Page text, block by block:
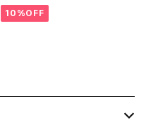
【ギフト プレゼント】【父の日 お
誕生日】
10%OFF